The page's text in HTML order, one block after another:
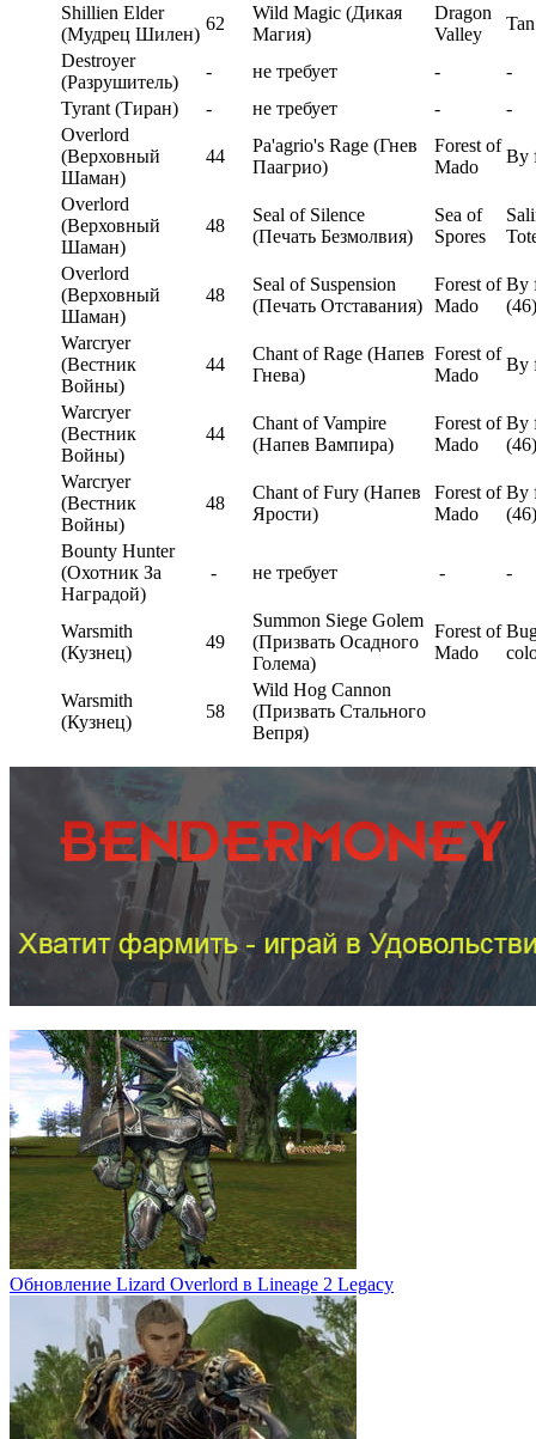
Shillien Elder
(Мудрец Шилен)
62
Wild Magic (Дикая
Магия)
Dragon
Valley
Destroyer
(Разрушитель)
- не требует -
-
Tyrant (Тиран)
- не требует -
-
Overlord
(Верховный
Шаман)
44
Pa'agrio's Rage (Гнев
Паагрио)
Forest of
Mado
By
Overlord
(Верховный
Шаман)
48
Seal of Silence
(Печать Безмолвия)
Sea of
Spores
Overlord
(Верховный
Шаман)
48
Seal of Suspension
(Печать Отставания)
Forest of
Mado
By
(46)
Warcryer
(Вестник
Войны)
44
Chant of Rage (Напев
Гнева)
Forest of
Mado
By
Warcryer
(Вестник
Войны)
44
Chant of Vampire
(Напев Вампира)
Forest of
Mado
By
(46)
Warcryer
(Вестник
Войны)
48
Chant of Fury (Напев
Ярости)
Forest of
Mado
By
(46)
Bounty Hunter
(Охотник За
Наградой)
- не требует - -
Warsmith
(Кузнец)
49
Summon Siege Golem
(Призвать Осадного
Голема)
Forest of
Mado
Warsmith
(Кузнец)
58
Wild Hog Cannon
(Призвать Стального
Вепря)
Обновление Lizard Overlord в Lineage 2 Legacy